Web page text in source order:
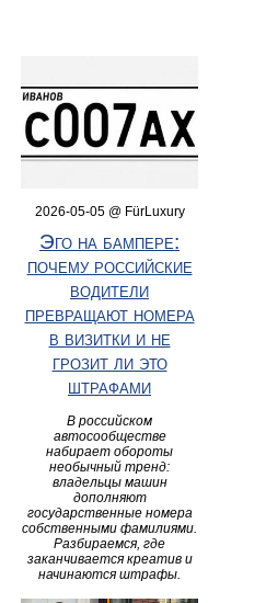
2026-05-05 @ FürLuxury
Эго на бампере:
почему российские
водители
превращают номера
в визитки и не
грозит ли это
штрафами
В российском
автосообществе
набирает обороты
необычный тренд:
владельцы машин
дополняют
государственные номера
собственными фамилиями.
Разбираемся, где
заканчивается креатив и
начинаются штрафы.